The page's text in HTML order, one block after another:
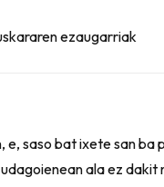
ezaugarriak
e, saso bat ixete san ba
ala ez dakit